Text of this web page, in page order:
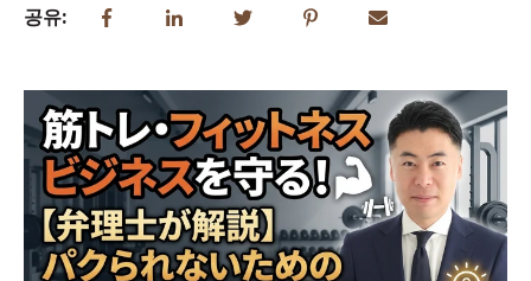
공유: